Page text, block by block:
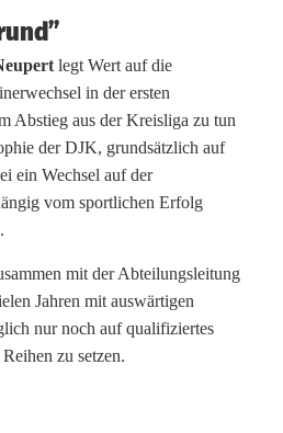
legt Wert auf die
in der ersten
Abstieg aus der Kreisliga zu tun
der DJK, grundsätzlich auf
ein Wechsel auf der
vom sportlichen Erfolg
mit der Abteilungsleitung
Jahren mit auswärtigen
nur noch auf qualifiziertes
zu setzen.